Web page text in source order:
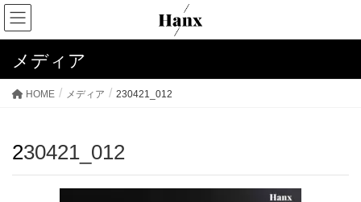
メディア
HOME メディア 230421_012
230421_012